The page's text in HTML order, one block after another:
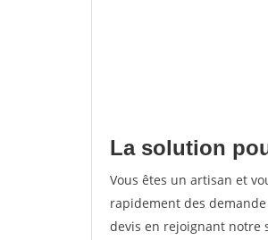
La solution
Vous êtes un artisan et
rapidement des
devis en rejoignant notre